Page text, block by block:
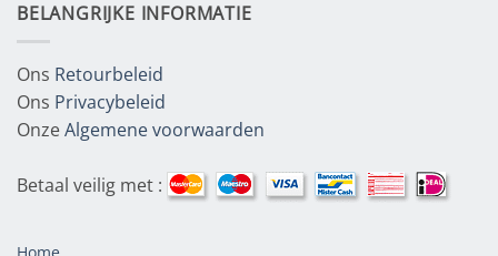
BELANGRIJKE INFORMATIE
Ons Retourbeleid
Ons Privacybeleid
OnzeAlgemene voorwaarden
Betaal veilig met :